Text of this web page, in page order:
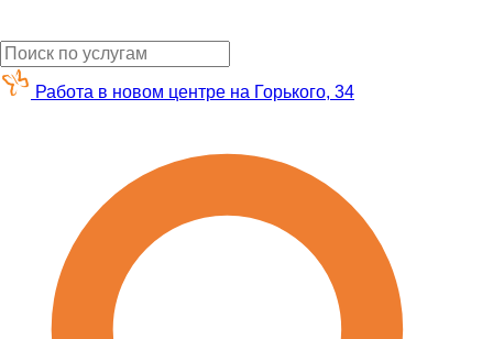
Работа в новом центре на Горького, 34